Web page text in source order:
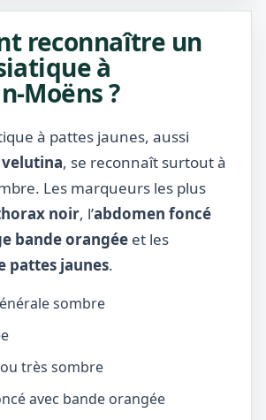
reconnaître un
à
Moëns ?
à pattes jaunes, aussi
velutina, se reconnaît surtout à
Les marqueurs les plus
noir, l’abdomen foncé
bande orangée et les
pattes jaunes.
sombre
très sombre
avec bande orangée